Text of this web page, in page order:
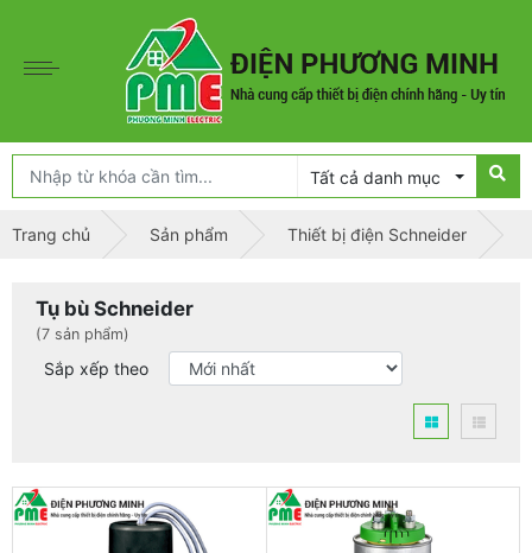
Tất cả danh mục
Trang chủ Sản phẩm Thiết bị điện Schneider
Tụ bù Schneider
(7 sản phẩm)
Sắp xếp theo